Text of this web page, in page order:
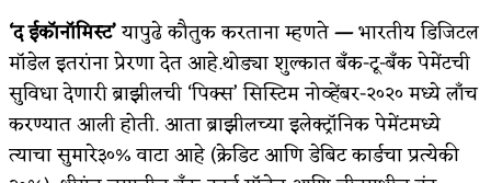
‘द ईकॉनॉमिस्ट’यापुढे कौतुक करताना म्हणते—भारतीय डिजिटल
मॉडेल इतरांना प्रेरणा देत आहे.थोड्या शुल्कात बँक-टू-बँक पेमेंटची
सुविधा देणारी ब्राझीलची ‘पिक्स’ सिस्टिम नोव्हेंबर-२०२० मध्ये लाँच
करण्यात आली होती. आता ब्राझीलच्या इलेक्ट्रॉनिक पेमेंटमध्ये
त्याचा सुमारे३०% वाटा आहे (क्रेडिट आणि डेबिट कार्डचा प्रत्येकी